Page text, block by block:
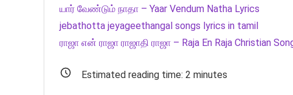
யார் வேண்டும் நாதா – Yaar Vendum Natha Lyrics
jebathotta jeyageethangal songs lyrics in tamil
ராஜா என் ராஜா ராஜாதி ராஜா – Raja En Raja Christian
Estimated reading time: 2 minutes